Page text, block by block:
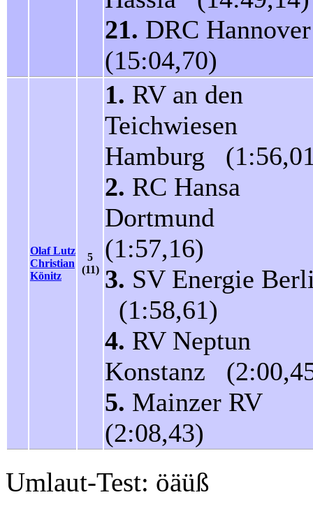
21. DRC
(15:04,70)
Olaf Lutz
Christian
Könitz
5
(11)
1. RV an den
Teichwiesen
Hamburg
2. RC Hansa
Dortmund
(1:57,16)
3. SV Energie
(1:58,61)
4. RV Neptun
Konstanz
5. Mainzer RV
(2:08,43)
Umlaut-Test: öäüß